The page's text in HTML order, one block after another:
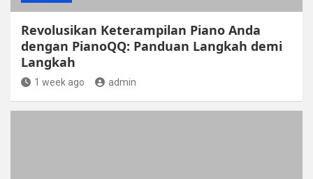
Revolusikan Keterampilan Piano Anda
dengan PianoQQ: Panduan Langkah demi
Langkah
1 week ago admin